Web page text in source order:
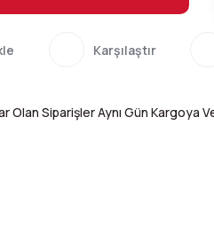
Karşılaştır
Olan Siparişler Aynı Gün Kargoya